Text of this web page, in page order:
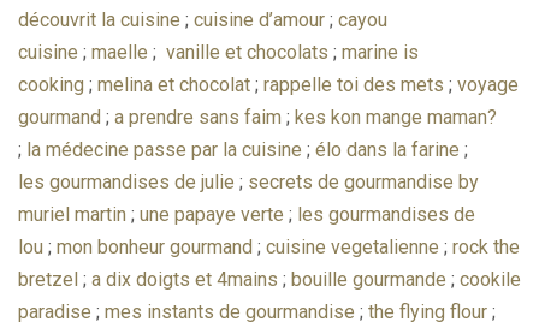
découvrit la cuisine ; cuisine d’amour ; cayou
cuisine ; maelle ; vanille et chocolats ; marine is
cooking ; melina et chocolat ; rappelle toi des mets ; voyage
gourmand ; a prendre sans faim ; kes kon mange maman?
; la médecine passe par la cuisine ; élo dans la farine ;
les gourmandises de julie ; secrets de gourmandise by
muriel martin ; une papaye verte ; les gourmandises de
lou ; mon bonheur gourmand ; cuisine vegetalienne ; rock the
bretzel ; a dix doigts et 4mains ; bouille gourmande ; cookile
paradise ; mes instants de gourmandise ; the flying flour ;